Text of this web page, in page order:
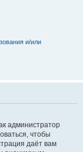
и/или
администратор
чтобы
даёт вам